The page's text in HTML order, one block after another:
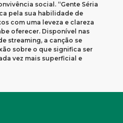
social. “Gente Séria
pela sua habilidade de
com uma leveza e clareza
oferecer. Disponível nas
streaming, a canção se
sobre o que significa ser
vez mais superficial e